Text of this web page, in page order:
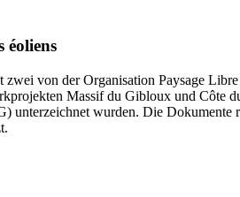
éoliens
von der Organisation Paysage
Massif du Gibloux und Côte
unterzeichnet wurden. Die